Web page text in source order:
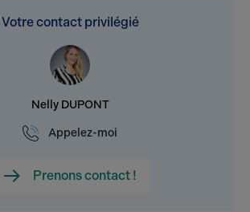
Votre contact privilégié
Nelly DUPONT
Appelez-moi
Prenons contact !